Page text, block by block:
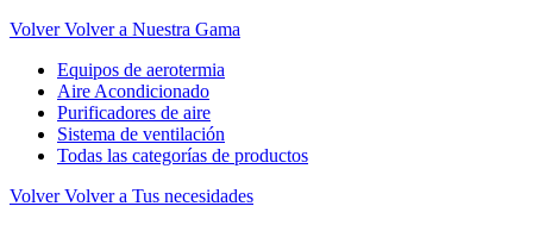
Volver Volver a Nuestra Gama
Equipos de aerotermia
Aire Acondicionado
Purificadores de aire
Sistema de ventilación
Todas las categorías de productos
Volver Volver a Tus necesidades